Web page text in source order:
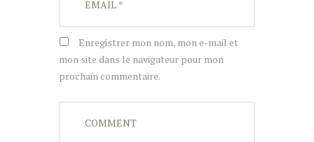
Enregistrer mon nom, mon e-mail et
mon site dans le navigateur pour mon
prochain commentaire.